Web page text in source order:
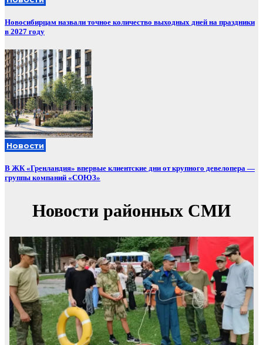
Новосибирцам назвали точное количество выходных дней на праздники
в 2027 году
Новости
В ЖК «Гренландия» впервые клиентские дни от крупного девелопера —
группы компаний «СОЮЗ»